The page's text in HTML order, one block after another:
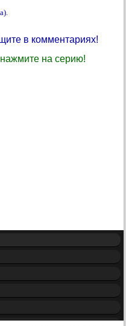
в комментариях!
на серию!